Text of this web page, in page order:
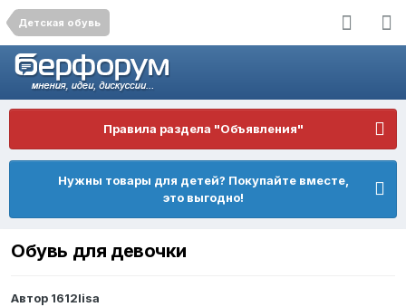
Детская обувь
Правила раздела "Объявления"
Нужны товары для детей? Покупайте вместе,
это выгодно!
Обувь для девочки
Автор 1612lisa